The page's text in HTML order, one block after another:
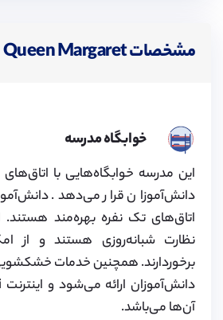
مشخصات Queen Margaret
خوابگاه مدرسه
دانش‌آموزان قرار می‌دهد.
اتاق‌های تک نفره بهره‌مند هستند.
نظارت شبانه‌روزی هستند و از
برخوردارند. همچنین خدمات
آن‌ها می‌باشد.